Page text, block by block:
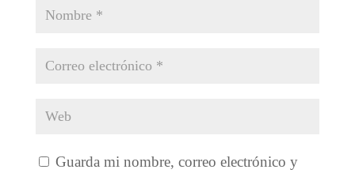
Guarda mi nombre, correo electrónico y